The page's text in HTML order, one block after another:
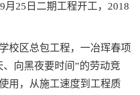
月25日二期工程开工，2018
校区总包工程，一冶珲春项
向黑夜要时间”的劳动竞
用，从施工速度到工程质